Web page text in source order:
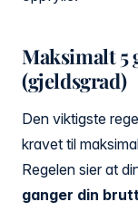
Maksimalt 5
(gjeldsgrad)
Den viktigste
kravet til
Regelen sier at
ganger din